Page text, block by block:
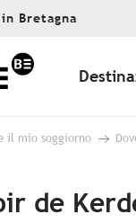
Bretagna
il mio soggiorno
de